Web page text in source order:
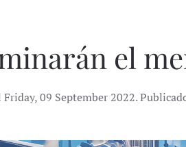
el
Friday, 09 September 2022.